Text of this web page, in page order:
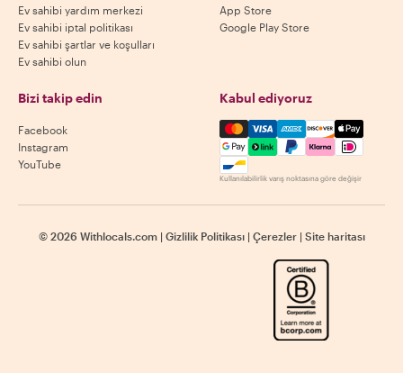
Ev sahibi yardım merkezi
Ev sahibi iptal politikası
Ev sahibi şartlar ve koşulları
Ev sahibi olun
App Store
Google Play Store
Bizi takip edin
Facebook
Instagram
YouTube
Kabul ediyoruz
Mastercard, Visa, Amex,
Kullanılabilirlik varış noktasına göre değişir
© 2026 Withlocals.com | Gizlilik Politikası | Çerezler | Site haritası